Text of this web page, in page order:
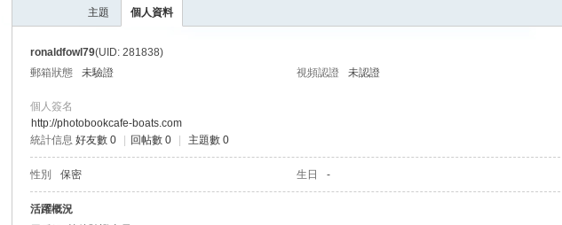
主題 個人資料
ronaldfowl79(UID: 281838)
郵箱狀態
未驗證 視頻認證 未認證
個人簽名
http://photobookcafe-boats.com
統計信息 好友數 0 回帖數 0 主題數 0
性別 保密 生日 -
活躍概況